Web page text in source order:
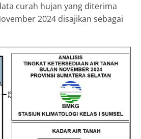
curah hujan yang diterima
2024 disajikan sebagai